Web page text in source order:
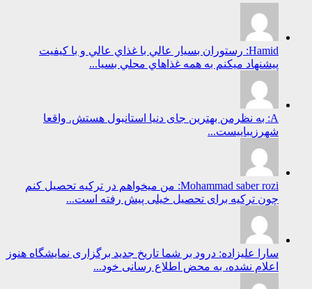
Hamid: رستوران بسيار عالي با غذاي عالي و با كيفيت
پيشنهاد ميكنم به همه غذاهاي محلي بسيا...
A: به نظرمن بهترین جای دنیا استانبول هستش. واقعا
شهرزیباییست...
Mohammad saber rozi: من میخواهم در ترکیه تحصیل کنم
چون ترکیه برای تحصیل خیلی پیش رفته است...
سارا علیزاده: درود بر شما تاریخ جدید برگزاری نمایشگاه هنوز
اعلام نشده، به محض اطلاع رسانی خود...